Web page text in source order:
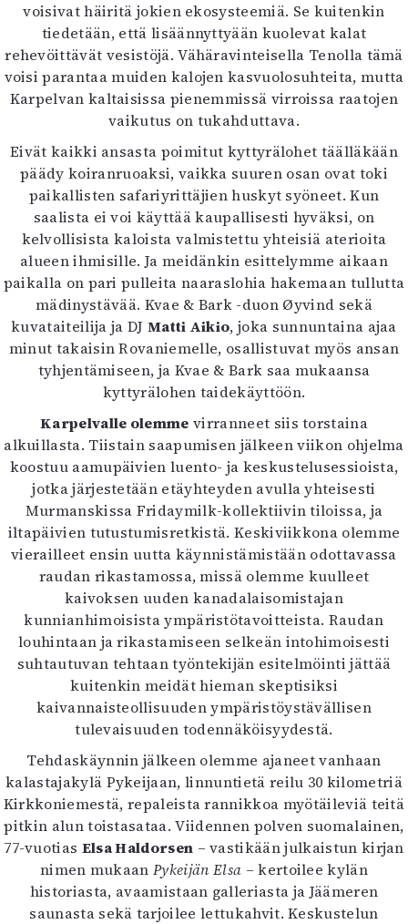
voisivat häiritä jokien ekosysteemiä. Se kuitenkin
tiedetään, että lisäännyttyään kuolevat kalat
rehevöittävät vesistöjä. Vähäravinteisella Tenolla tämä
voisi parantaa muiden kalojen kasvuolosuhteita, mutta
Karpelvan kaltaisissa pienemmissä virroissa raatojen
vaikutus on tukahduttava.
Eivät kaikki ansasta poimitut kyttyrälohet täälläkään
päädy koiranruoaksi, vaikka suuren osan ovat toki
paikallisten safariyrittäjien huskyt syöneet. Kun
saalista ei voi käyttää kaupallisesti hyväksi, on
kelvollisista kaloista valmistettu yhteisiä aterioita
alueen ihmisille. Ja meidänkin esittelymme aikaan
paikalla on pari pulleita naaraslohia hakemaan tullutta
mädinystävää. Kvae & Bark -duon Øyvind sekä
kuvataiteilija ja DJ Matti Aikio, joka sunnuntaina ajaa
minut takaisin Rovaniemelle, osallistuvat myös ansan
tyhjentämiseen, ja Kvae & Bark saa mukaansa
kyttyrälohen taidekäyttöön.
Karpelvalle olemme virranneet siis torstaina
alkuillasta. Tiistain saapumisen jälkeen viikon ohjelma
koostuu aamupäivien luento- ja keskustelusessioista,
jotka järjestetään etäyhteyden avulla yhteisesti
Murmanskissa Fridaymilk-kollektiivin tiloissa, ja
iltapäivien tutustumisretkistä. Keskiviikkona olemme
vierailleet ensin uutta käynnistämistään odottavassa
raudan rikastamossa, missä olemme kuulleet
kaivoksen uuden kanadalaisomistajan
kunnianhimoisista ympäristötavoitteista. Raudan
louhintaan ja rikastamiseen selkeän intohimoisesti
suhtautuvan tehtaan työntekijän esitelmöinti jättää
kuitenkin meidät hieman skeptisiksi
kaivannaisteollisuuden ympäristöystävällisen
tulevaisuuden todennäköisyydestä.
Tehdaskäynnin jälkeen olemme ajaneet vanhaan
kalastajakylä Pykeijaan, linnuntietä reilu 30 kilometriä
Kirkkoniemestä, repaleista rannikkoa myötäileviä teitä
pitkin alun toistasataa. Viidennen polven suomalainen,
77-vuotias Elsa Haldorsen – vastikään julkaistun kirjan
nimen mukaanPykeijän Elsa – kertoilee kylän
historiasta, avaamistaan galleriasta ja Jäämeren
saunasta sekä tarjoilee lettukahvit. Keskustelun